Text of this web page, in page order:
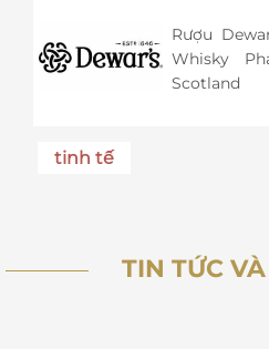
Rượu
Whisky
Scotland
tinh tế
TIN TỨC